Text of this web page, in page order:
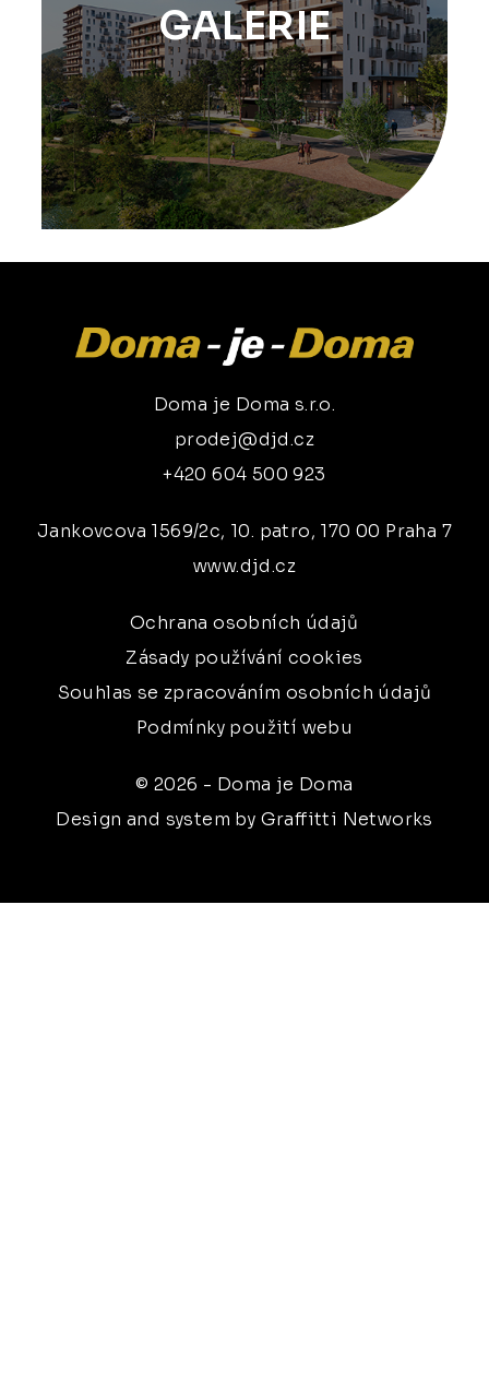
GALERIE
Doma je Doma s.r.o.
prodej@djd.cz
+420 604 500 923
Jankovcova 1569/2c, 10. patro, 170 00 Praha 7
www.djd.cz
Ochrana osobních údajů
Zásady používání cookies
Souhlas se zpracováním osobních údajů
Podmínky použití webu
© 2026 - Doma je Doma
Design and system by Graffitti Networks